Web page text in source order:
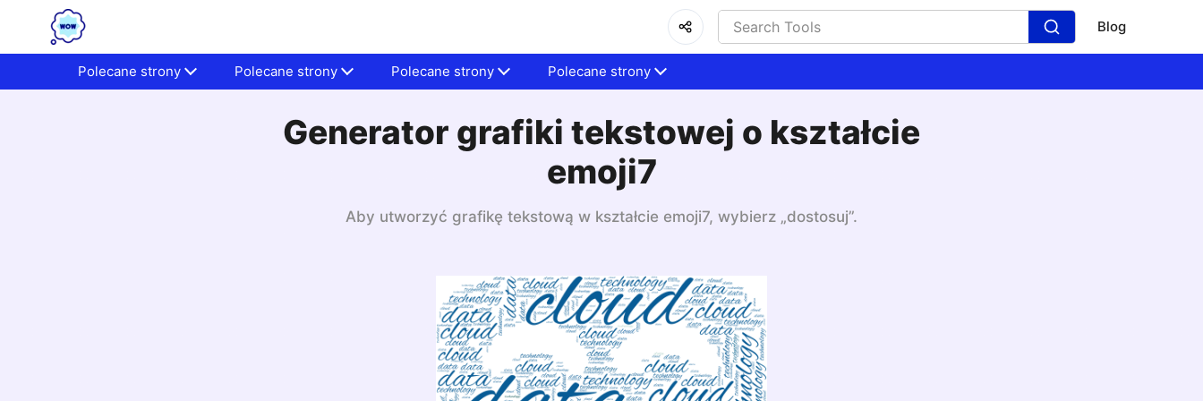
Blog
Polecane strony Polecane strony Polecane strony Polecane strony
Generator grafiki tekstowej o kształcie
emoji7
Aby utworzyć grafikę tekstową w kształcie emoji7, wybierz „dostosuj”.